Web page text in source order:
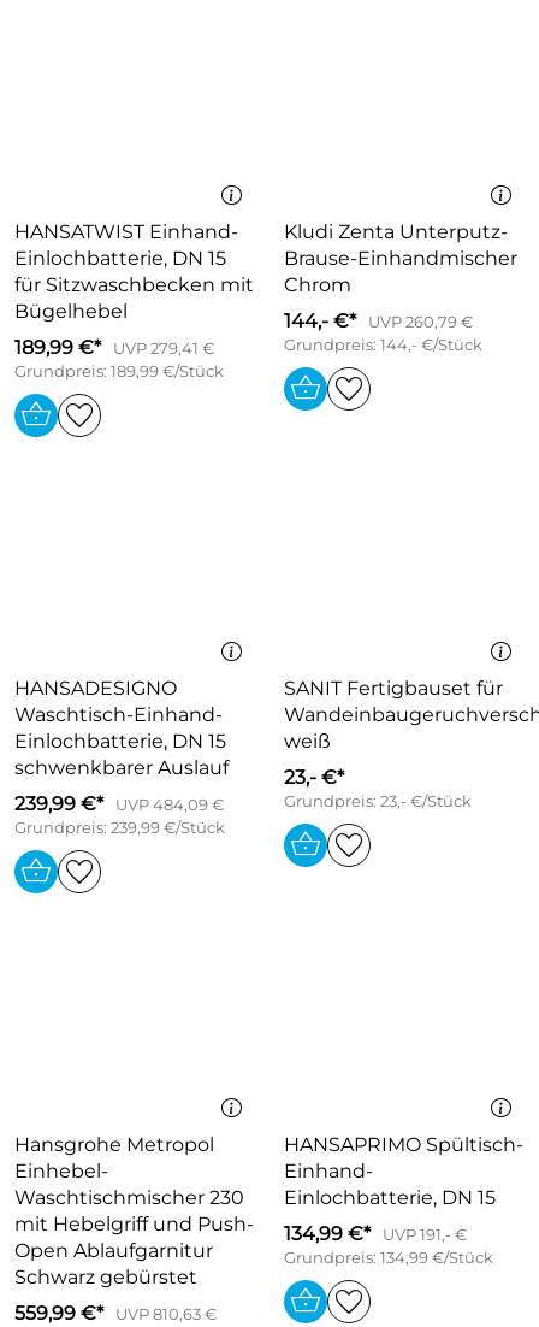
HANSATWIST Einhand-
Einlochbatterie, DN 15
für Sitzwaschbecken mit
Bügelhebel
189,99 €*
UVP 279,41 €
Grundpreis: 189,99 €/Stück
Kludi Zenta Unterputz-
Brause-Einhandmischer
Chrom
144,- €*
UVP 260,79 €
Grundpreis: 144,- €/Stück
HANSADESIGNO
Waschtisch-Einhand-
Einlochbatterie, DN 15
schwenkbarer Auslauf
239,99 €*
UVP 484,09 €
Grundpreis: 239,99 €/Stück
SANIT Fertigbauset für
weiß
23,- €*
Grundpreis: 23,- €/Stück
Hansgrohe Metropol
Einhebel-
Waschtischmischer 230
mit Hebelgriff und Push-
Open Ablaufgarnitur
Schwarz gebürstet
559,99 €*
UVP 810,63 €
HANSAPRIMO Spültisch-
Einhand-
Einlochbatterie, DN 15
134,99 €*
UVP 191,- €
Grundpreis: 134,99 €/Stück